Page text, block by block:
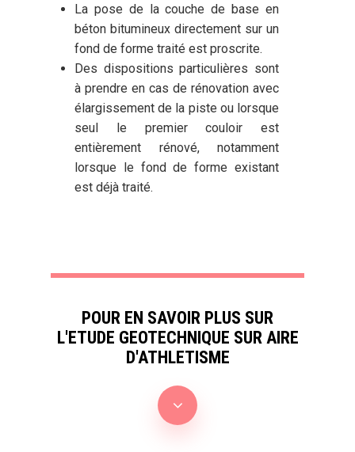
La pose de la couche de base en
béton bitumineux directement sur un
fond de forme traité est proscrite.
Des dispositions particulières sont
à prendre en cas de rénovation avec
élargissement de la piste ou lorsque
seul le premier couloir est
entièrement rénové, notamment
lorsque le fond de forme existant
est déjà traité.
POUR EN SAVOIR PLUS SUR
L'ETUDE GEOTECHNIQUE SUR AIRE
D'ATHLETISME